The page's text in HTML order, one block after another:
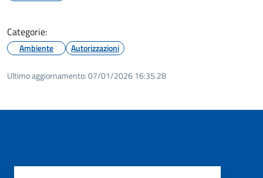
Categorie:
Ambiente Autorizzazioni
Ultimo aggiornamento:07/01/2026 16:35.28